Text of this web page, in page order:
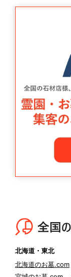
北海道・東北
北海道のお墓.com